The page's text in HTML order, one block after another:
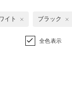
イト ブラック
全色表示